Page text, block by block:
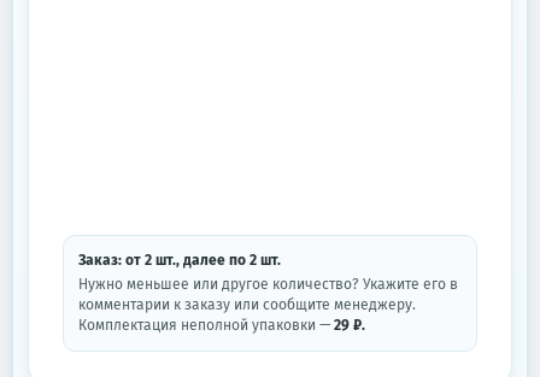
Заказ: от 2 шт., далее по 2 шт.
Нужно меньшее или другое количество? Укажите его в
комментарии к заказу или сообщите менеджеру.
Комплектация неполной упаковки — 29 ₽.